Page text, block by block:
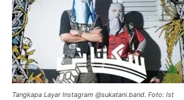
Tangkapa Layar Instagram @sukatani.band. Foto: Ist